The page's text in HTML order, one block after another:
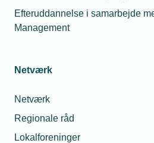
Efteruddannelse i samarbejde
Management
Netværk
Netværk
Regionale råd
Lokalforeninger